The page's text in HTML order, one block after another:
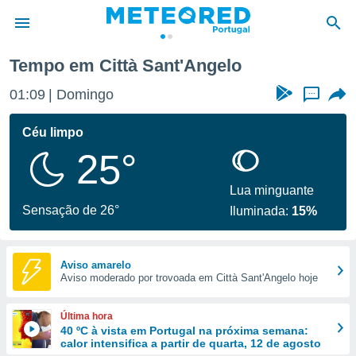
da
foi
fornecidas
a este
das
e
forma
digital
Tempo em Città Sant'Angelo
01:09 Domingo ...
Céu limpo
25°
Sensação de 26°
Lua minguante
Iluminada: 15%
Aviso amarelo
Aviso moderado por trovoada em Città Sant'Angelo hoje
Última hora
40 ºC à vista em Portugal na próxima semana:
calor intensifica a partir de quarta, 12 de agosto